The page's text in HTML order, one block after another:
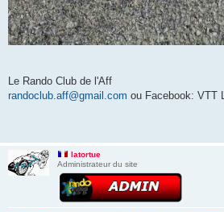
Le Rando Club de l'Aff
randoclub.aff@gmail.com ou Facebook: VTT
latortue
Administrateur du site